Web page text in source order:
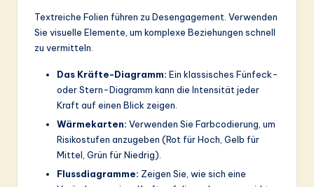
Textreiche Folien führen zu Desengagement. Verwenden
Sie visuelle Elemente, um komplexe Beziehungen schnell
zu vermitteln.
Das Kräfte-Diagramm: Ein klassisches Fünfeck-
oder Stern-Diagramm kann die Intensität jeder
Kraft auf einen Blick zeigen.
Wärmekarten: Verwenden Sie Farbcodierung, um
Risikostufen anzugeben (Rot für Hoch, Gelb für
Mittel, Grün für Niedrig).
Flussdiagramme: Zeigen Sie, wie sich eine